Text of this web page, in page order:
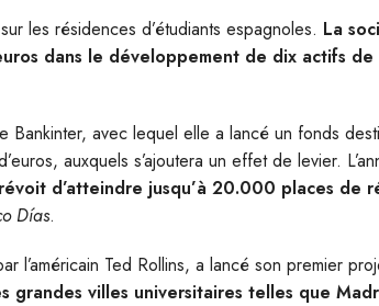
les résidences d’étudiants espagnoles. La
dans le développement de dix actifs
Bankinter, avec lequel elle a lancé un fonds
auxquels s’ajoutera un effet de levier.
d’atteindre jusqu’à 20.000 places de
Días.
l’américain Ted Rollins, a lancé son premier
grandes villes universitaires telles que